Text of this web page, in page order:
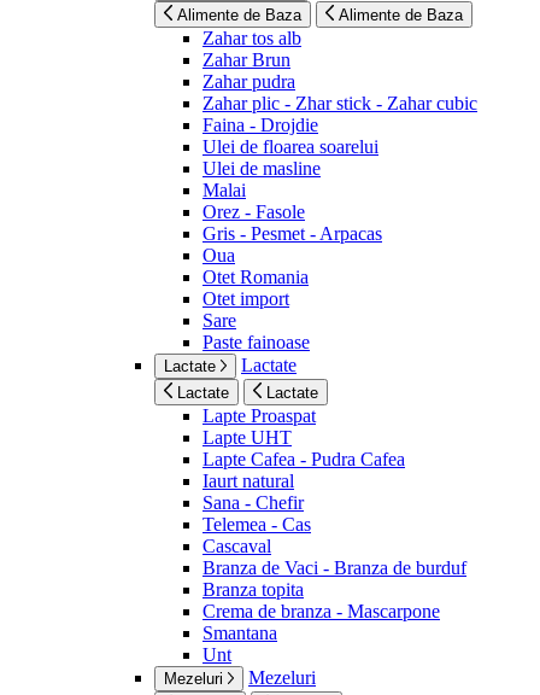
Alimente de Baza Alimente de Baza
Zahar tos alb
Zahar Brun
Zahar pudra
Zahar plic - Zhar stick - Zahar cubic
Faina - Drojdie
Ulei de floarea soarelui
Ulei de masline
Malai
Orez - Fasole
Gris - Pesmet - Arpacas
Oua
Otet Romania
Otet import
Sare
Paste fainoase
Lactate Lactate
Lactate Lactate
Lapte Proaspat
Lapte UHT
Lapte Cafea - Pudra Cafea
Iaurt natural
Sana - Chefir
Telemea - Cas
Cascaval
Branza de Vaci - Branza de burduf
Branza topita
Crema de branza - Mascarpone
Smantana
Unt
Mezeluri Mezeluri